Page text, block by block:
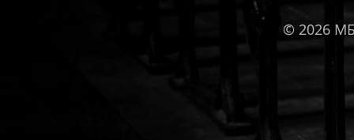
© 2026